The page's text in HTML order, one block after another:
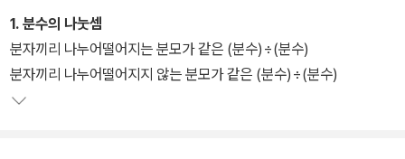
1. 분수의 나눗셈
분자끼리 나누어떨어지는 분모가 같은 (분수)÷(분수)
분자끼리 나누어떨어지지 않는 분모가 같은 (분수)÷(분수)